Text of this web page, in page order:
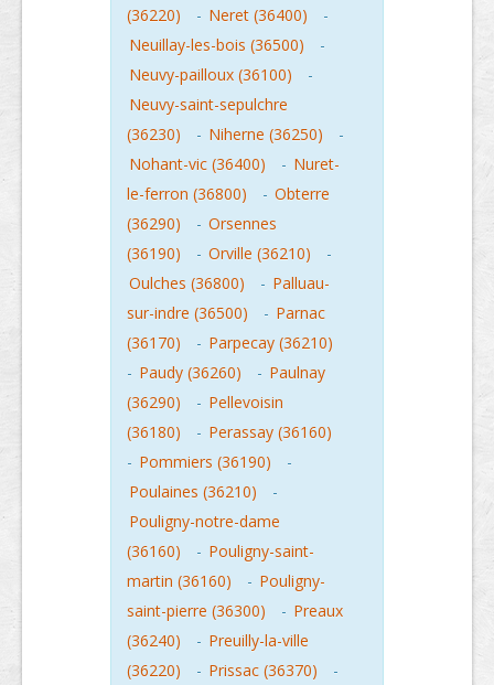
(36220) - Neret (36400)
-
Neuillay-les-bois (36500)
-
Neuvy-pailloux (36100)
-
Neuvy-saint-sepulchre
(36230)
- Niherne (36250)
-
Nohant-vic (36400)
- Nuret-
le-ferron (36800)
- Obterre
(36290)
- Orsennes
(36190)
- Orville (36210)
-
Oulches (36800)
- Palluau-
sur-indre (36500)
- Parnac
(36170)
- Parpecay (36210)
- Paudy (36260) - Paulnay
(36290)
- Pellevoisin
(36180)
- Perassay (36160)
- Pommiers (36190)
-
Poulaines (36210)
-
Pouligny-notre-dame
(36160)
- Pouligny-saint-
martin (36160)
- Pouligny-
saint-pierre (36300)
- Preaux
(36240)
- Preuilly-la-ville
(36220)
- Prissac (36370)
-